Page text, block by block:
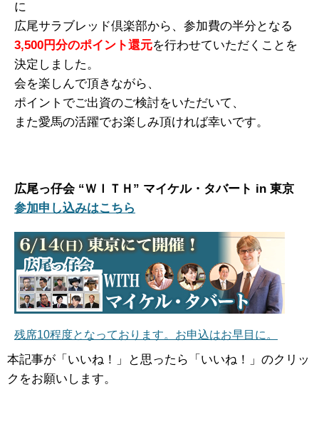
に
広尾サラブレッド倶楽部から、参加費の半分となる
3,500円分のポイント還元を行わせていただくことを
決定しました。
会を楽しんで頂きながら、
ポイントでご出資のご検討をいただいて、
また愛馬の活躍でお楽しみ頂ければ幸いです。
広尾っ仔会 “ＷＩＴＨ” マイケル・タバート in 東京
参加申し込みはこちら
残席10程度となっております。お申込はお早目に。
本記事が「いいね！」と思ったら「いいね！」のクリッ
クをお願いします。